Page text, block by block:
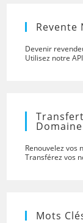
Revente
Devenir
Utilisez notre
Domaine
Renouvelez vos
Transférez vos
Mots